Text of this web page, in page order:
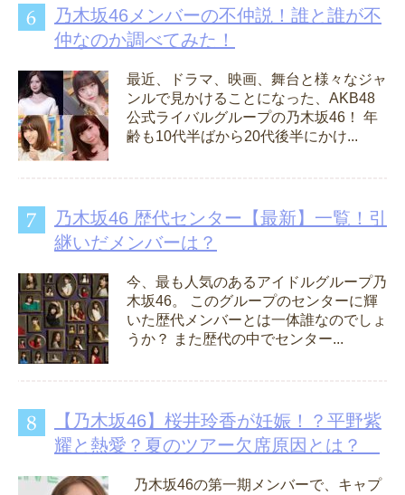
乃木坂46メンバーの不仲説！誰と誰が不
仲なのか調べてみた！
最近、ドラマ、映画、舞台と様々なジャ
ンルで見かけることになった、AKB48
公式ライバルグループの乃木坂46！ 年
齢も10代半ばから20代後半にかけ...
乃木坂46 歴代センター【最新】一覧！引
継いだメンバーは？
今、最も人気のあるアイドルグループ乃
木坂46。 このグループのセンターに輝
いた歴代メンバーとは一体誰なのでしょ
うか？ また歴代の中でセンター...
【乃木坂46】桜井玲香が妊娠！？平野紫
耀と熱愛？夏のツアー欠席原因とは？
乃木坂46の第一期メンバーで、キャプ